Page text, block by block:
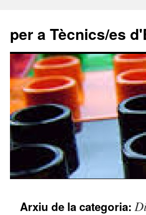
per a Tècnics/es
Arxiu de la categoria: